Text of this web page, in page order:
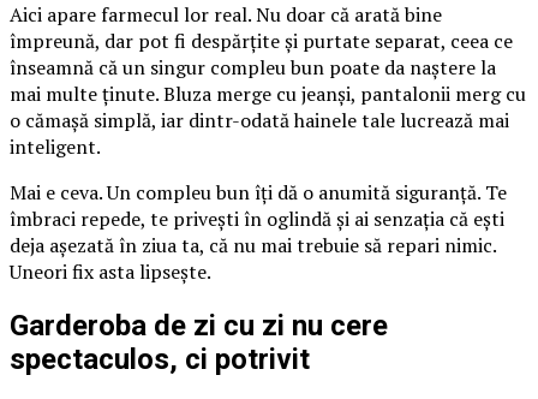
Aici apare farmecul lor real. Nu doar că arată bine
împreună, dar pot fi despărțite și purtate separat, ceea ce
înseamnă că un singur compleu bun poate da naștere la
mai multe ținute. Bluza merge cu jeanși, pantalonii merg cu
o cămașă simplă, iar dintr-odată hainele tale lucrează mai
inteligent.
Mai e ceva. Un compleu bun îți dă o anumită siguranță. Te
îmbraci repede, te privești în oglindă și ai senzația că ești
deja așezată în ziua ta, că nu mai trebuie să repari nimic.
Uneori fix asta lipsește.
Garderoba de zi cu zi nu cere
spectaculos, ci potrivit